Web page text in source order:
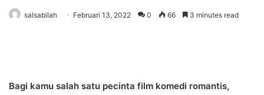
salsabilah Februari 13, 2022 0 66 3 minutes read
Bagi kamu salah satu pecinta film komedi romantis,